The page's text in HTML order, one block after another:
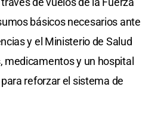
básicos necesarios ante
y el Ministerio de Salud
medicamentos y un hospital
reforzar el sistema de